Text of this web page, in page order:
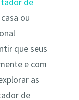
de
ou
que seus
e com
as
de